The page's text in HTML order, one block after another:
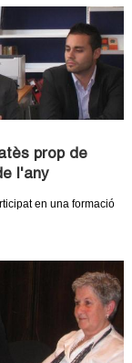
c
prop de
l'any
en una formació